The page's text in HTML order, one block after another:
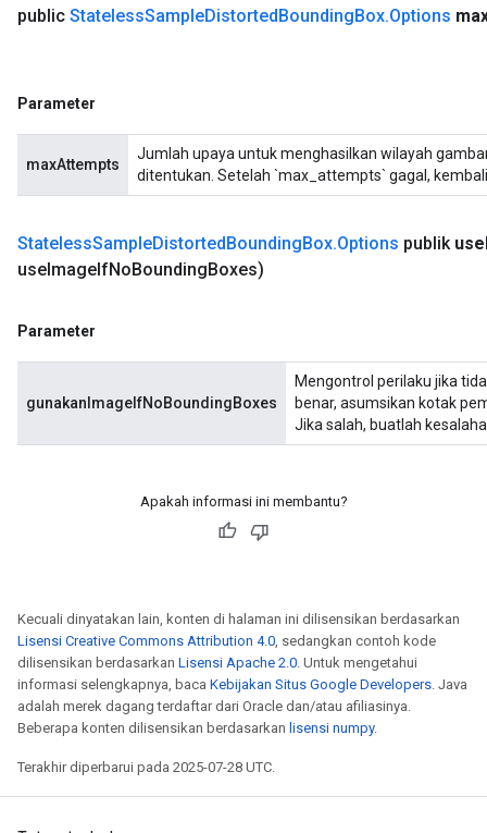
public StatelessSampleDistortedBoundingBox.Options
Parameter
maxAttempts
Jumlah upaya untuk menghasilkan wilayah
ditentukan. Setelah `max_attempts` gagal,
StatelessSampleDistortedBoundingBox.Options publik use
useImageIfNoBoundingBoxes)
Parameter
gunakanImageIfNoBoundingBoxes
Mengontrol perilaku jika
benar, asumsikan kotak
Jika salah, buatlah
Apakah informasi ini membantu?
Kecuali dinyatakan lain, konten di halaman ini dilisensikan berdasarkan
Lisensi Creative Commons Attribution 4.0, sedangkan contoh kode
dilisensikan berdasarkan Lisensi Apache 2.0. Untuk mengetahui
informasi selengkapnya, baca Kebijakan Situs Google Developers. Java
adalah merek dagang terdaftar dari Oracle dan/atau afiliasinya.
Beberapa konten dilisensikan berdasarkan lisensi numpy.
Terakhir diperbarui pada 2025-07-28 UTC.